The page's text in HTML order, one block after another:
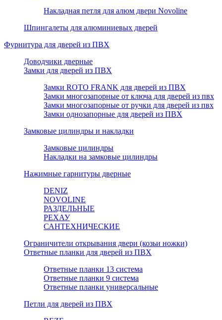
Накладная петля для алюм двери Novoline
Шпингалеты для алюминиевых дверей
Фурнитура для дверей из ПВХ
Доводчики дверные
Замки для дверей из ПВХ
Замки ROTO FRANK для дверей из ПВХ
Замки многозапорные от ключа для дверей из пвх
Замки многозапорные от ручки для дверей из пвх
Замки однозапорные для дверей из ПВХ
Замковые цилиндры и накладки
Замковые цилиндры
Накладки на замковые цилиндры
Нажимные гарнитуры дверные
DENIZ
NOVOLINE
РАЗДЕЛЬНЫЕ
РЕХАУ
САНТЕХНИЧЕСКИЕ
Ограничители открывания двери (козьи ножки)
Ответные планки для дверей из ПВХ
Ответные планки 13 система
Ответные планки 9 система
Ответные планки универсальные
Петли для дверей из ПВХ